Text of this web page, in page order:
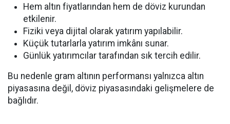
Hem altın fiyatlarından hem de döviz kurundan
etkilenir.
Fiziki veya dijital olarak yatırım yapılabilir.
Küçük tutarlarla yatırım imkânı sunar.
Günlük yatırımcılar tarafından sık tercih edilir.
Bu nedenle gram altının performansı yalnızca altın
piyasasına değil, döviz piyasasındaki gelişmelere de
bağlıdır.